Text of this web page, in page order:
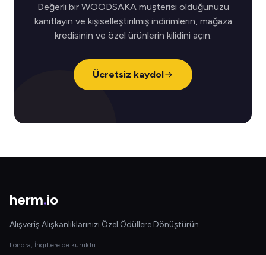
Değerli bir WOODSAKA müşterisi olduğunuzu
kanıtlayın ve kişiselleştirilmiş indirimlerin, mağaza
kredisinin ve özel ürünlerin kilidini açın.
Ücretsiz kaydol
herm.io
Alışveriş Alışkanlıklarınızı Özel Ödüllere Dönüştürün
Londra, İngiltere'de kuruldu